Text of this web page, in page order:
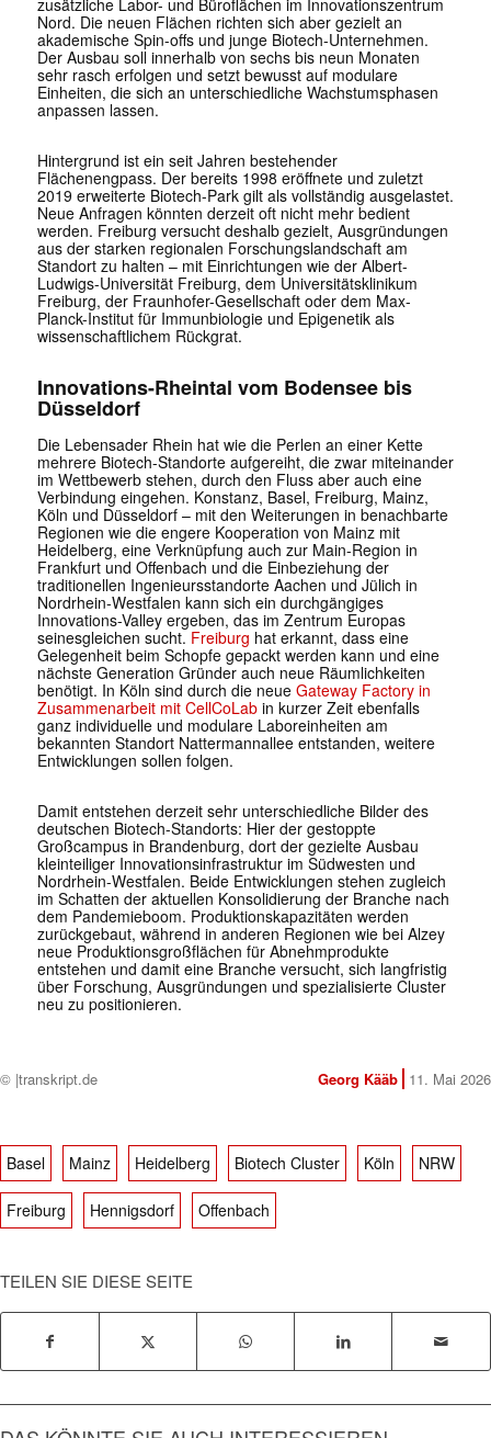
zusätzliche Labor- und Büroflächen im Innovationszentrum
Nord. Die neuen Flächen richten sich aber gezielt an
akademische Spin-offs und junge Biotech-Unternehmen.
Der Ausbau soll innerhalb von sechs bis neun Monaten
sehr rasch erfolgen und setzt bewusst auf modulare
Einheiten, die sich an unterschiedliche Wachstumsphasen
anpassen lassen.
Hintergrund ist ein seit Jahren bestehender
Flächenengpass. Der bereits 1998 eröffnete und zuletzt
2019 erweiterte Biotech-Park gilt als vollständig ausgelastet.
Neue Anfragen könnten derzeit oft nicht mehr bedient
werden. Freiburg versucht deshalb gezielt, Ausgründungen
aus der starken regionalen Forschungslandschaft am
Standort zu halten – mit Einrichtungen wie der Albert-
Ludwigs-Universität Freiburg, dem Universitätsklinikum
Freiburg, der Fraunhofer-Gesellschaftoder dem Max-
Planck-Institut für Immunbiologie und Epigenetikals
wissenschaftlichem Rückgrat.
Innovations-Rheintal vom Bodensee bis
Düsseldorf
Die Lebensader Rhein hat wie die Perlen an einer Kette
mehrere Biotech-Standorte aufgereiht, die zwar miteinander
im Wettbewerb stehen, durch den Fluss aber auch eine
Verbindung eingehen. Konstanz, Basel, Freiburg, Mainz,
Köln und Düsseldorf – mit den Weiterungen in benachbarte
Regionen wie die engere Kooperation von Mainz mit
Heidelberg, eine Verknüpfung auch zur Main-Region in
Frankfurt und Offenbach und die Einbeziehung der
traditionellen Ingenieursstandorte Aachen und Jülich in
Nordrhein-Westfalen kann sich ein durchgängiges
Innovations-Valley ergeben, das im Zentrum Europas
seinesgleichen sucht. Freiburg hat erkannt, dass eine
Gelegenheit beim Schopfe gepackt werden kann und eine
nächste Generation Gründer auch neue Räumlichkeiten
benötigt. In Köln sind durch die neue Gateway Factory in
Zusammenarbeit mit CellCoLabin kurzer Zeit ebenfalls
ganz individuelle und modulare Laboreinheiten am
bekannten Standort Nattermannallee entstanden, weitere
Entwicklungen sollen folgen.
Damit entstehen derzeit sehr unterschiedliche Bilder des
deutschen Biotech-Standorts: Hier der gestoppte
Großcampus in Brandenburg, dort der gezielte Ausbau
kleinteiliger Innovationsinfrastruktur im Südwesten und
Nordrhein-Westfalen. Beide Entwicklungen stehen zugleich
im Schatten der aktuellen Konsolidierung der Branche nach
dem Pandemieboom. Produktionskapazitäten werden
zurückgebaut, während in anderen Regionen wie bei Alzey
neue Produktionsgroßflächen für Abnehmprodukte
entstehen und damit eine Branche versucht, sich langfristig
über Forschung, Ausgründungen und spezialisierte Cluster
neu zu positionieren.
© |transkript.de Georg Kääb 11. Mai 2026
Basel Mainz Heidelberg Biotech Cluster Köln NRW
Freiburg Hennigsdorf Offenbach
TEILEN SIE DIESE SEITE